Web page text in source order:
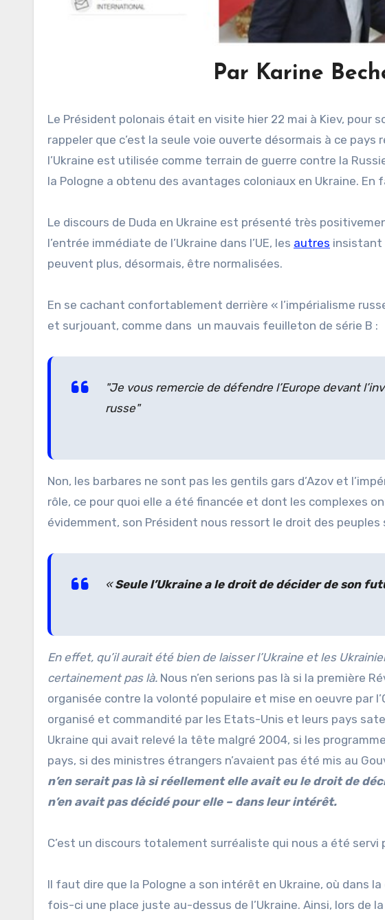
Par Karine
Le Président polonais était en visite hier 22 mai à Kiev, pour
rappeler que c’est la seule voie ouverte désormais à ce pays
l’Ukraine est utilisée comme terrain de guerre contre la
la Pologne a obtenu des avantages coloniaux en Ukraine.
Le discours de Duda en Ukraine est présenté très
l’entrée immédiate de l’Ukraine dans l’UE, les autres insistant
peuvent plus, désormais, être normalisées.
En se cachant confortablement derrière « l’impérialisme
et surjouant, comme dans un mauvais feuilleton de série B :
Je vous remercie de défendre l’Europe devant
russe
Non, les barbares ne sont pas les gentils gars d’Azov et
rôle, ce pour quoi elle a été financée et dont les complexes
évidemment, son Président nous ressort le droit des peuples
«Seule l’Ukraine a le droit de décider de son
En effet, qu’il aurait été bien de laisser l’Ukraine et les
certainement pas là. Nous n’en serions pas là si la première
organisée contre la volonté populaire et mise en oeuvre par
organisé et commandité par les Etats-Unis et leurs pays
Ukraine qui avait relevé la tête malgré 2004, si les
pays, si des ministres étrangers n’avaient pas été mis au
n’en serait pas là si réellement elle avait eu le droit de
n’en avait pas décidé pour elle – dans leur intérêt.
C’est un discours totalement surréaliste qui nous a été servi
Il faut dire que la Pologne a son intérêt en Ukraine, où dans
fois-ci une place juste au-dessus de l’Ukraine. Ainsi, lors de